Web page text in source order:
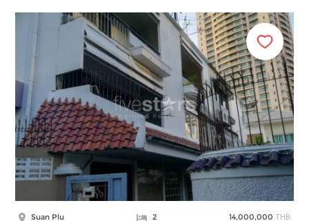
Suan Plu 2 14,000,000 THB